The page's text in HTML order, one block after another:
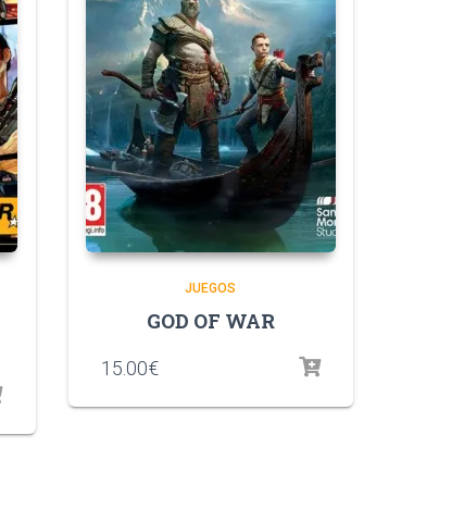
JUEGOS
GOD OF WAR
15.00€